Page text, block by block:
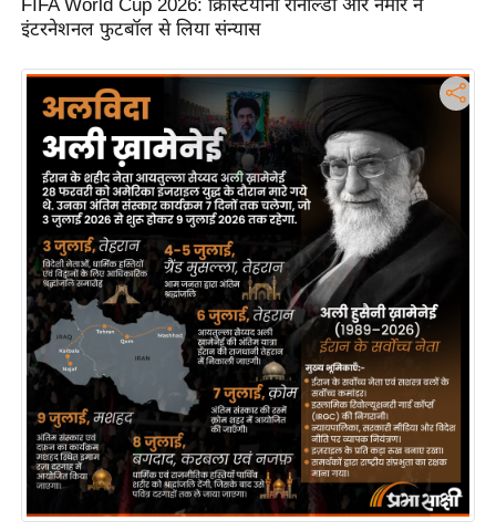
FIFA World Cup 2026: क्रिस्टियानो रोनाल्डो और नेमार ने
इंटरनेशनल फुटबॉल से लिया संन्यास